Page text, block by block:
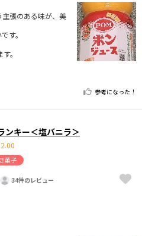
張のある味が、美
す。
。
参考になった！
ンキー＜塩バニラ＞
2.00
菓子
34件のレビュー